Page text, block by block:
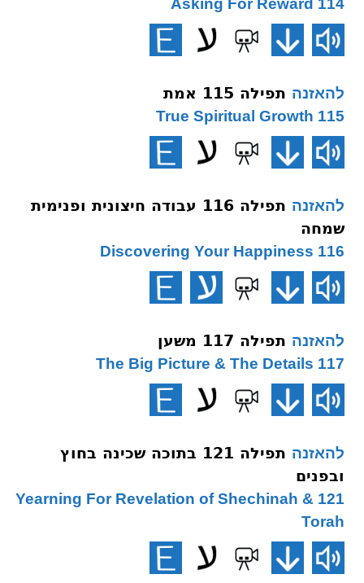
114 Asking For Reward
להאזנה תפילה 115 אמת
115 True Spiritual Growth
להאזנה
תפילה 116 עבודה חיצונית ופנימית
שמחה
116 Discovering Your Happiness
להאזנה תפילה 117 משען
117 The Big Picture & The Details
להאזנה
תפילה 121 בתוכה שכינה בחוץ
ובפנים
121 Yearning For Revelation of Shechinah &
Torah